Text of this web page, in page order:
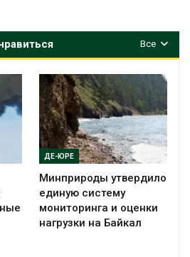
Все
ДЕ-ЮРЕ
Минприроды утвердило
единую систему
мониторинга и оценки
нагрузки на Байкал